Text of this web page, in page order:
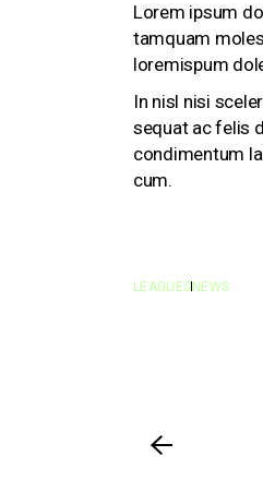
Lorem ipsum
tamquam
loremispum
In nisl nisi
sequat ac felis
condimentum
cum.
LEAGUES NEWS